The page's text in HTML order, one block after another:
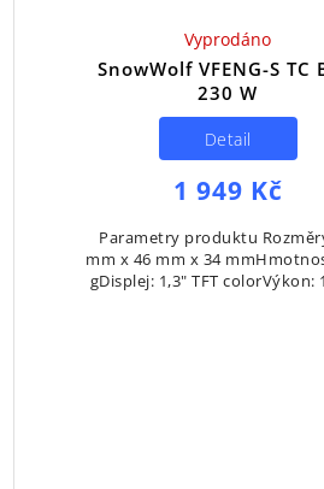
SnowWolf VFENG-S TC
230 W
Vyprodáno
1 949 Kč
Detail
Parametry produktu
mm x 46 mm x 34
gDisplej: 1,3" TFT colorVýkon: